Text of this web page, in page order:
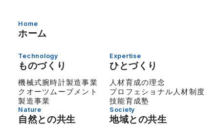
Home
ホーム
Technology
ものづくり
機械式腕時計製造事業
クオーツムーブメント
製造事業
Nature
自然との共生
Expertise
ひとづくり
人材育成の理念
プロフェショナル人材制度
技能育成塾
Society
地域との共生